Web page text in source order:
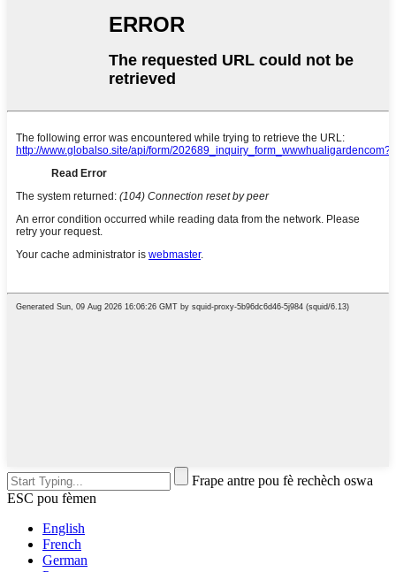
Frape antre pou fè rechèch oswa
ESC pou fèmen
English
French
German